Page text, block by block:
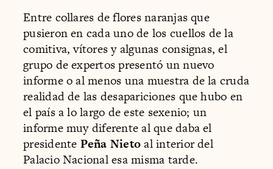
Entre collares de flores naranjas que
pusieron en cada uno de los cuellos de la
comitiva, vítores y algunas consignas, el
grupo de expertos presentó un nuevo
informe o al menos una muestra de la cruda
realidad de las desapariciones que hubo en
el país a lo largo de este sexenio; un
informe muy diferente al que daba el
presidente Peña Nietoal interior del
Palacio Nacional esa misma tarde.